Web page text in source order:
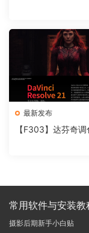
件 Contour V2.2.2
最新发布
【F303】达芬奇
Vinci Resolve
常用软件与安装教
摄影后期新手小白贴